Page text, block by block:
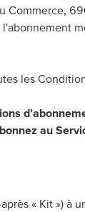
Commerce,
les
au
« Kit ») à